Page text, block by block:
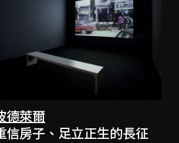
德萊爾
信房子、足立正生的長征